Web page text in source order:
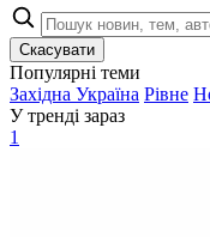
Скасувати
Популярні теми
Західна Україна Рівне
У тренді зараз
1